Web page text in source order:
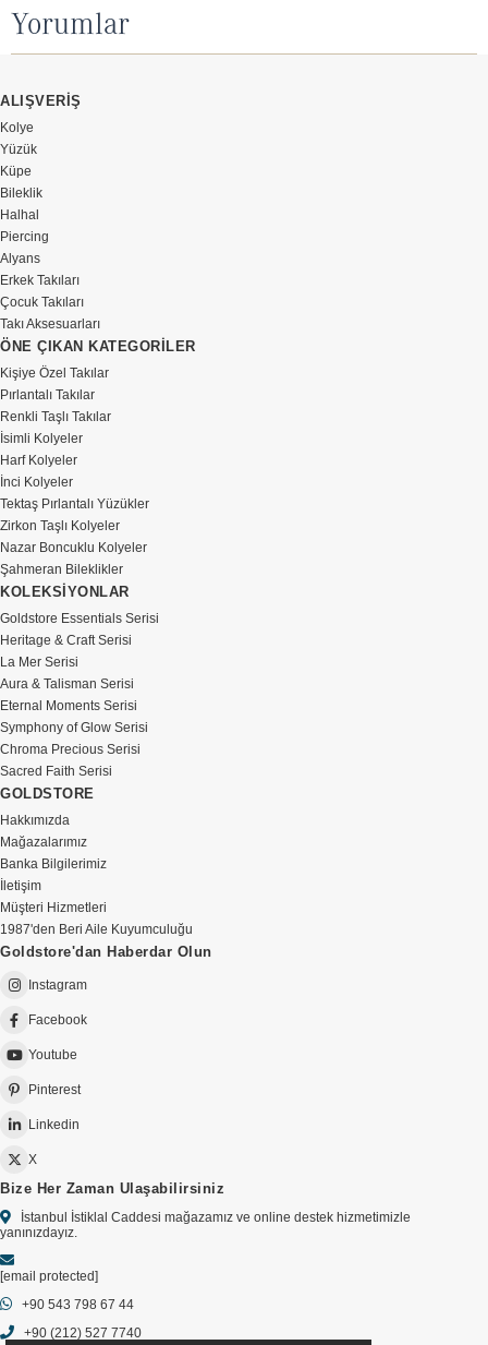
Yorumlar
ALIŞVERİŞ
Kolye
Yüzük
Küpe
Bileklik
Halhal
Piercing
Alyans
Erkek Takıları
Çocuk Takıları
Takı Aksesuarları
ÖNE ÇIKAN KATEGORİLER
Kişiye Özel Takılar
Pırlantalı Takılar
Renkli Taşlı Takılar
İsimli Kolyeler
Harf Kolyeler
İnci Kolyeler
Tektaş Pırlantalı Yüzükler
Zirkon Taşlı Kolyeler
Nazar Boncuklu Kolyeler
Şahmeran Bileklikler
KOLEKSİYONLAR
Goldstore Essentials Serisi
Heritage & Craft Serisi
La Mer Serisi
Aura & Talisman Serisi
Eternal Moments Serisi
Symphony of Glow Serisi
Chroma Precious Serisi
Sacred Faith Serisi
GOLDSTORE
Hakkımızda
Mağazalarımız
Banka Bilgilerimiz
İletişim
Müşteri Hizmetleri
1987'den Beri Aile Kuyumculuğu
Goldstore'dan Haberdar Olun
Instagram
Facebook
Youtube
Pinterest
Linkedin
X
Bize Her Zaman Ulaşabilirsiniz
İstanbul İstiklal Caddesi mağazamız ve online destek hizmetimizle
yanınızdayız.
[email protected]
+90 543 798 67 44
+90 (212) 527 7740